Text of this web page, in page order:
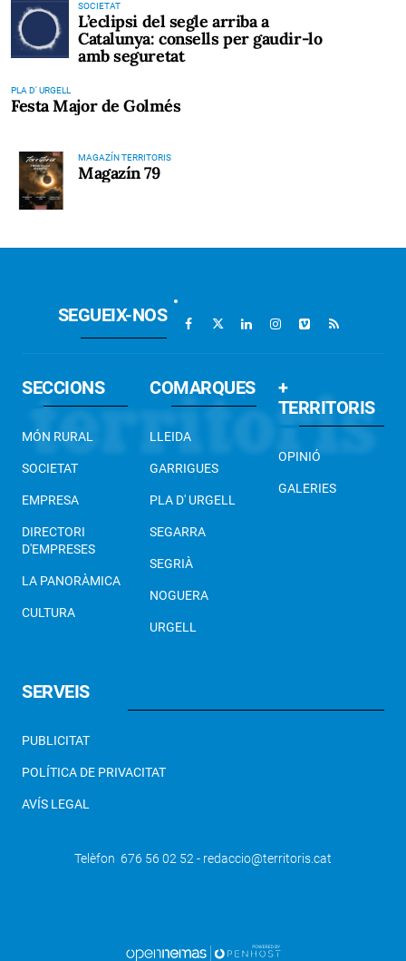
SOCIETAT
L’eclipsi del segle arriba a
Catalunya: consells per gaudir-lo
amb seguretat
PLA D' URGELL
Festa Major de Golmés
MAGAZÍN TERRITORIS
Magazín 79
SEGUEIX-NOS
SECCIONS
MÓN RURAL
SOCIETAT
EMPRESA
DIRECTORI
D'EMPRESES
LA PANORÀMICA
CULTURA
COMARQUES
LLEIDA
GARRIGUES
PLA D' URGELL
SEGARRA
SEGRIÀ
NOGUERA
URGELL
+
TERRITORIS
OPINIÓ
GALERIES
SERVEIS
PUBLICITAT
POLÍTICA DE PRIVACITAT
AVÍS LEGAL
Telèfon 676 56 02 52 - redaccio@territoris.cat